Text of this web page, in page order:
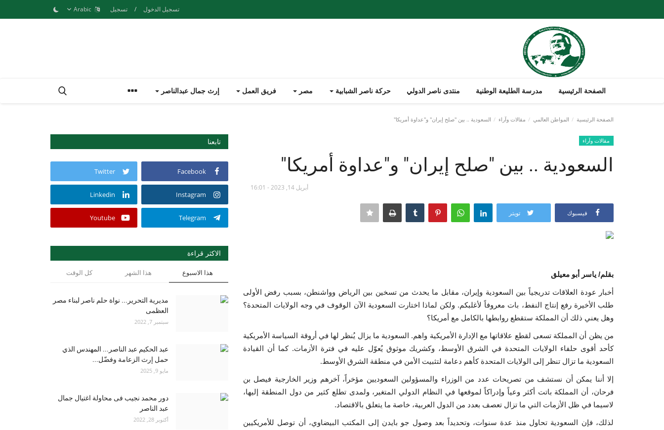
تسجيل الدخول / تسجيل
الصفحة الرئيسية مدرسة الطليعة الوطنية منتدى ناصر الدولي حركة ناصر الشبابية مصر فريق العمل إرث جمال عبدالناصر
الصفحة الرئيسية المواطن العالمي مقالات وآراء السعودية .. بين "صلح إيران" و"عداوة أمريكا"
مقالات وآراء
السعودية .. بين "صلح إيران" و"عداوة أمريكا"
أبريل 14, 2023 - 16:01
فيسبوك تويتر
بقلم/ ياسر أبو معيلق
أخبار عودة العلاقات تدريجياً بين السعودية وإيران، مقابل ما يحدث من تسخين بين الرياض وواشنطن، بسبب رفض الأولى
طلب الأخيرة رفع إنتاج النفط، بات معروفاً لأغلبكم. ولكن لماذا اختارت السعودية الآن الوقوف في وجه الولايات المتحدة؟
وهل يعني ذلك أن المملكة ستقطع روابطها بالكامل مع أمريكا؟
من يظن أن المملكة تسعى لقطع علاقاتها مع الإدارة الأمريكية واهم. السعودية ما يزال يُنظر لها في أروقة السياسة الأمريكية
كأحد أقوى حلفاء الولايات المتحدة في الشرق الأوسط، وكشريك موثوق يُعوّل عليه في فترة الأزمات. كما أن القيادة
السعودية ما تزال تنظر إلى الولايات المتحدة كأهم دعامة لتثبيت الأمن في منطقة الشرق الأوسط.
إلا أننا يمكن أن نستشف من تصريحات عدد من الوزراء والمسؤولين السعوديين مؤخراً، آخرهم وزير الخارجية فيصل بن
فرحان، أن المملكة باتت أكثر وعياً وإدراكاً لموقعها في النظام الدولي المتغير، ولمدى تطلع كثير من دول المنطقة إليها،
لاسيما في ظل الأزمات التي ما تزال تعصف بعدد من الدول العربية، خاصة ما يتعلق بالاقتصاد.
لذلك، فإن السعودية تحاول منذ عدة سنوات، وتحديداً بعد وصول جو بايدن إلى المكتب البيضاوي، أن توصل للأمريكيين
تابعنا
Facebook
Twitter
Instagram
Linkedin
Telegram
Youtube
الاكثر قراءة
هذا الاسبوع هذا الشهر كل الوقت
مديرية التحرير... نواة حلم ناصر لبناء مصر
العظمى
سبتمبر 7, 2022
عبد الحكيم عبد الناصر... المهندس الذي
حمل إرث الزعامة وفضّل...
مايو 9, 2025
دور محمد نجيب فى محاولة اغتيال جمال
عبد الناصر
أكتوبر 28, 2022